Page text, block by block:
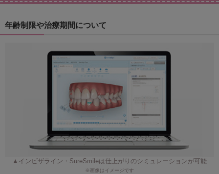
年齢制限や治療期間について
▲インビザライン・SureSmileは仕上がりのシミュレーションが可能
※画像はイメージです